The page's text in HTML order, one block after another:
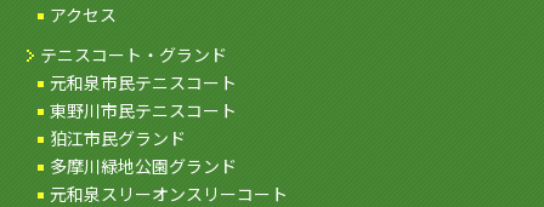
アクセス
テニスコート・グランド
元和泉市民テニスコート
東野川市民テニスコート
狛江市民グランド
多摩川緑地公園グランド
元和泉スリーオンスリーコート